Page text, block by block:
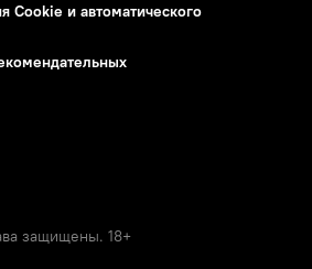
Cookie и автоматического
защищены. 18+